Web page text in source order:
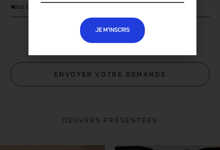
ENVOYER VOTRE DEMANDE
OEUVRES PRÉSENTÉES
JE M’INSCRIS